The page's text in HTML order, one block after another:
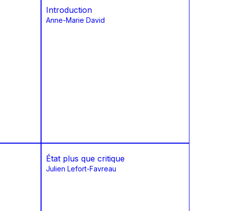
Introduction
Anne-Marie David
État plus que critique
Julien Lefort-Favreau